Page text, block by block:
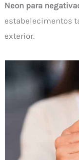
Neon para
estabelecimentos
exterior.